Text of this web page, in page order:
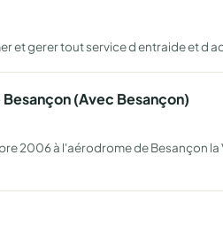
et gerer tout service d entraide et d
(Avec Besançon)
2006 à l'aérodrome de Besançon